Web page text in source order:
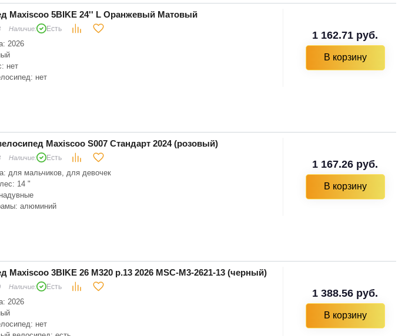
Maxiscoo 5BIKE 24'' L Оранжевый Матовый
Наличие: Есть
2026
нет
нет
1 162.71 руб.
В корзину
Maxiscoo S007 Стандарт 2024 (розовый)
Наличие: Есть
для мальчиков, для девочек
14 "
алюминий
1 167.26 руб.
В корзину
Maxiscoo 3BIKE 26 M320 р.13 2026 MSC-M3-2621-13 (черный)
Наличие: Есть
2026
нет
1 388.56 руб.
В корзину